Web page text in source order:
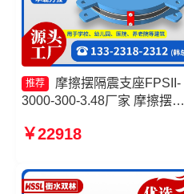
推荐
摩擦摆隔震支座FPSII-
3000-300-3.48厂家 摩擦摆隔
座源头工厂 摩擦摆隔震支座
家
￥22918